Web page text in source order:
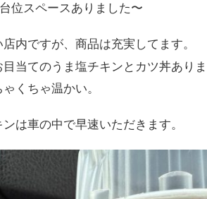
位スペースありました〜
内ですが、商品は充実してます。
当てのうま塩チキンとカツ丼ありま
くちゃ温かい。
は車の中で早速いただきます。